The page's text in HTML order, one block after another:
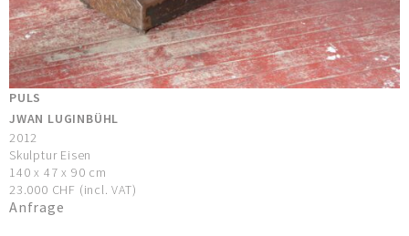
PULS
JWAN LUGINBÜHL
2012
Skulptur Eisen
140 x 47 x 90 cm
23.000 CHF (incl. VAT)
Anfrage